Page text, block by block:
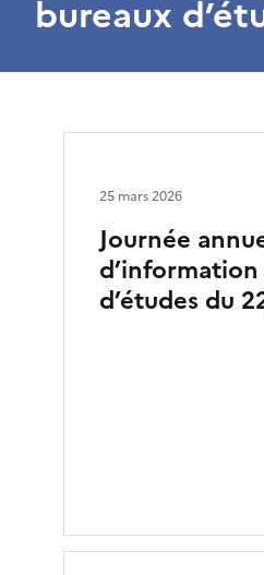
bureaux
Journée
d’études du
25 mars 2026